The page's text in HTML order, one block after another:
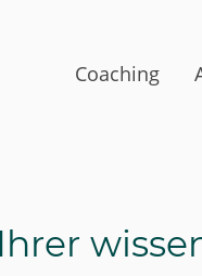
Coaching